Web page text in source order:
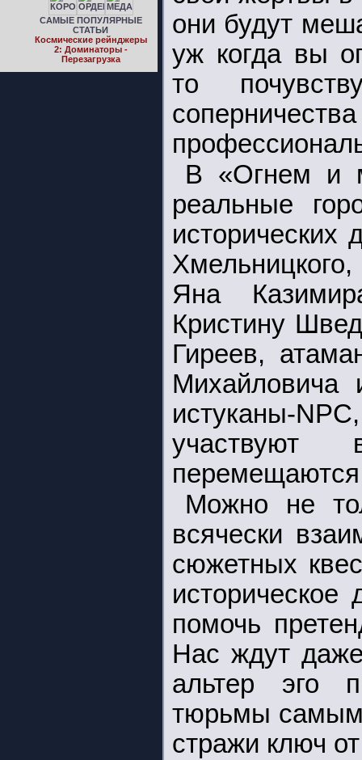
САМЫЕ ПОПУЛЯРНЫЕ
СТАТЬИ
Космические рейнджеры
2: Доминаторы -
Перезагрузка
они будут
уж когда вы
то
В «Огнем и
реальные
исторических
Яна
Кристину
Гиреев,
Михайловича
истуканы-
перемещаются
Можно не
всячески
сюжетных
помочь
Нас ждут
альтер эго
тюрьмы самым
стражи ключ